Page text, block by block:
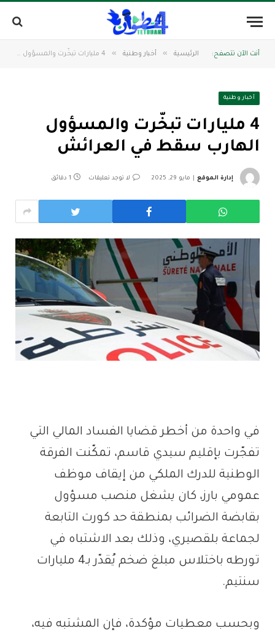
أنت الآن تتصفح: الرئيسية » أخبار وطنية » 4 مليارات تبخّرت والمسؤول الهارب سقط في العرائش
أخبار وطنية
4 مليارات تبخّرت والمسؤول
الهارب سقط في العرائش
إدارة الموقع مايو 29, 2025 لا توجد تعليقات 1 دقائق
في واحدة من أخطر قضايا الفساد المالي التي
تفجّرت بإقليم سيدي قاسم، تمكّنت الفرقة
الوطنية للدرك الملكي من إيقاف موظف
عمومي بارز، كان يشغل منصب مسؤول
بقابضة الضرائب بمنطقة حد كورت التابعة
لجماعة بلقصيري، وذلك بعد الاشتباه في
تورطه باختلاس مبلغ ضخم يُقدّر بـ4 مليارات
سنتيم.
وبحسب معطيات مؤكدة، فإن المشتبه فيه،